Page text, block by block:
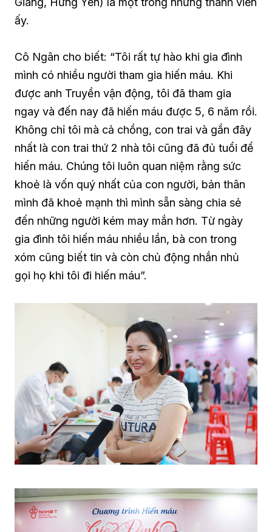
ấy.
Cô Ngân cho biết: “Tôi rất tự hào khi gia đình
mình có nhiều người tham gia hiến máu. Khi
được anh Truyền vận động, tôi đã tham gia
ngay và đến nay đã hiến máu được 5, 6 năm rồi.
Không chỉ tôi mà cả chồng, con trai và gần đây
nhất là con trai thứ 2 nhà tôi cũng đã đủ tuổi để
hiến máu. Chúng tôi luôn quan niệm rằng sức
khoẻ là vốn quý nhất của con người, bản thân
mình đã khoẻ mạnh thì mình sẵn sàng chia sẻ
đến những người kém may mắn hơn. Từ ngày
gia đình tôi hiến máu nhiều lần, bà con trong
xóm cũng biết tin và còn chủ động nhắn nhủ
gọi họ khi tôi đi hiến máu”.